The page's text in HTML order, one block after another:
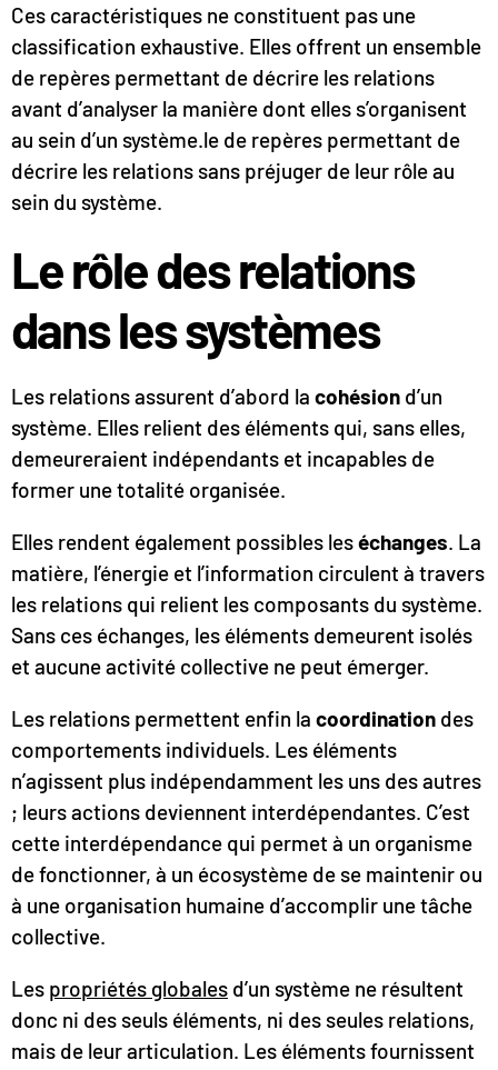
Ces caractéristiques ne constituent pas une
classification exhaustive. Elles offrent un ensemble
de repères permettant de décrire les relations
avant d’analyser la manière dont elles s’organisent
au sein d’un système.le de repères permettant de
décrire les relations sans préjuger de leur rôle au
sein du système.
Le rôle des relations
dans les systèmes
Les relations assurent d’abord la cohésion d’un
système. Elles relient des éléments qui, sans elles,
demeureraient indépendants et incapables de
former une totalité organisée.
Elles rendent également possibles leséchanges. La
matière, l’énergie et l’information circulent à travers
les relations qui relient les composants du système.
Sans ces échanges, les éléments demeurent isolés
et aucune activité collective ne peut émerger.
Les relations permettent enfin la coordination des
comportements individuels. Les éléments
n’agissent plus indépendamment les uns des autres
; leurs actions deviennent interdépendantes. C’est
cette interdépendance qui permet à un organisme
de fonctionner, à un écosystème de se maintenir ou
à une organisation humaine d’accomplir une tâche
collective.
Les propriétés globales d’un système ne résultent
donc ni des seuls éléments, ni des seules relations,
mais de leur articulation. Les éléments fournissent